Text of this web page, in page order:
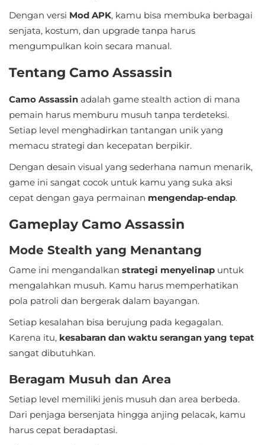
Racing
Playing
Shooting
Simulation
Standalone
Story-
Strategi
Trivia
Word
Art
&
Design
Dengan versi Mod APK, kamu bisa membuka berbagai
senjata, kostum, dan upgrade tanpa harus
mengumpulkan koin secara manual.
Tentang Camo Assassin
Camo Assassin adalah game stealth action di mana
pemain harus memburu musuh tanpa terdeteksi.
Setiap level menghadirkan tantangan unik yang
memacu strategi dan kecepatan berpikir.
Dengan desain visual yang sederhana namun menarik,
game ini sangat cocok untuk kamu yang suka aksi
cepat dengan gaya permainan mengendap-endap.
Gameplay Camo Assassin
Mode Stealth yang Menantang
Game ini mengandalkan strategi menyelinap untuk
mengalahkan musuh. Kamu harus memperhatikan
pola patroli dan bergerak dalam bayangan.
Setiap kesalahan bisa berujung pada kegagalan.
Karena itu, kesabaran dan waktu serangan yang tepat
sangat dibutuhkan.
Beragam Musuh dan Area
Setiap level memiliki jenis musuh dan area berbeda.
Dari penjaga bersenjata hingga anjing pelacak, kamu
harus cepat beradaptasi.